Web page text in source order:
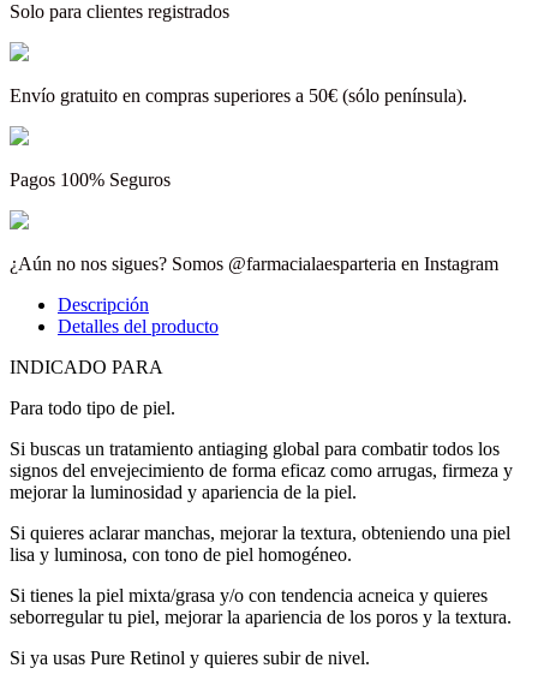
Solo para clientes registrados
Envío gratuito en compras superiores a 50€ (sólo península).
Pagos 100% Seguros
¿Aún no nos sigues? Somos @farmacialaesparteria en Instagram
Descripción
Detalles del producto
INDICADO PARA
Para todo tipo de piel.
Si buscas un tratamiento antiaging global para combatir todos los
signos del envejecimiento de forma eficaz como arrugas, firmeza y
mejorar la luminosidad y apariencia de la piel.
Si quieres aclarar manchas, mejorar la textura, obteniendo una piel
lisa y luminosa, con tono de piel homogéneo.
Si tienes la piel mixta/grasa y/o con tendencia acneica y quieres
seborregular tu piel, mejorar la apariencia de los poros y la textura.
Si ya usas Pure Retinol y quieres subir de nivel.